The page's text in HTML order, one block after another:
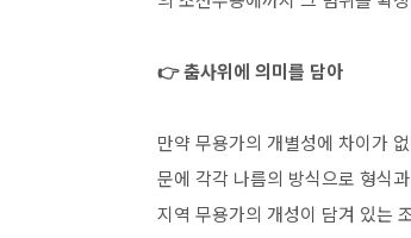
👉춤사위에 의미를 담아
만약 무용가의 개별성에 차이가
문에 각각 나름의 방식으로 형식
지역 무용가의 개성이 담겨 있는